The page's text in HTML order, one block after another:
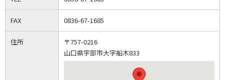
FAX 0836-67-1685
住所
〒757-0216
山口県宇部市大字船木833